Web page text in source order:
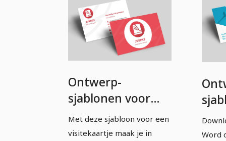
Ontwerp-
sjablonen voor
visitekaartjes –
Versie 17
Met deze sjabloon voor een
visitekaartje maak je in
Word